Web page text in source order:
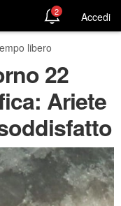
2 Accedi
libero
22
Ariete